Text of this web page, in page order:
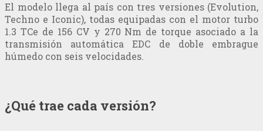
El modelo llega al país con tres versiones (Evolution,
Techno e Iconic), todas equipadas con el motor turbo
1.3 TCe de 156 CV y 270 Nm de torque asociado a la
transmisión automática EDC de doble embrague
húmedo con seis velocidades.
¿Qué trae cada versión?